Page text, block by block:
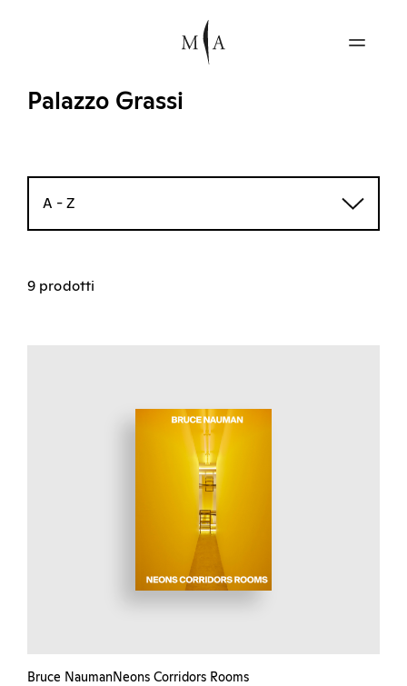
Palazzo Grassi
A - Z
9 prodotti
Bruce NaumanNeons Corridors Rooms